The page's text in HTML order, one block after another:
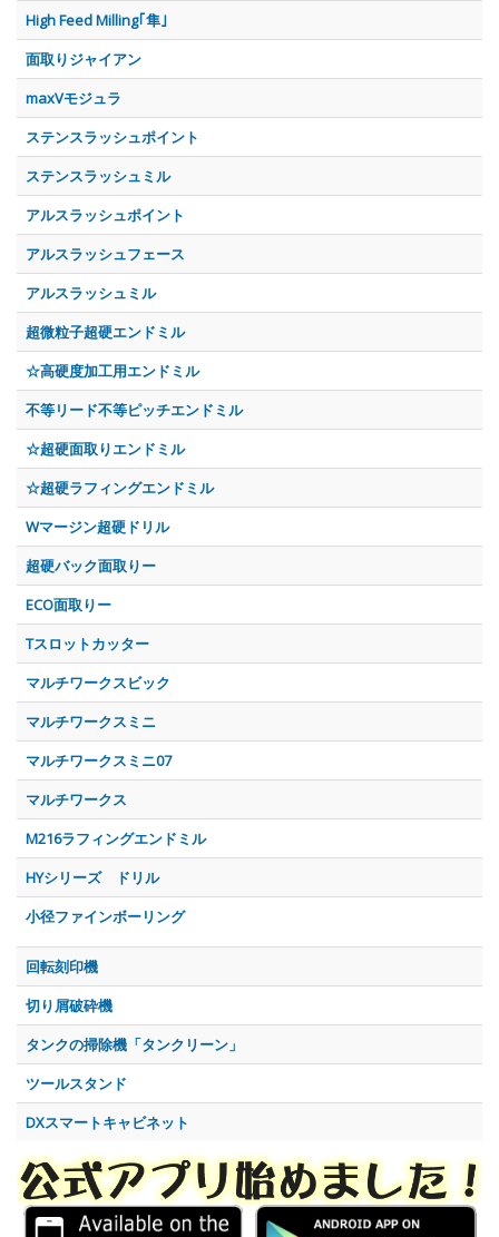
High Feed Milling｢隼｣
面取りジャイアン
maxVモジュラ
ステンスラッシュポイント
ステンスラッシュミル
アルスラッシュポイント
アルスラッシュフェース
アルスラッシュミル
超微粒子超硬エンドミル
☆高硬度加工用エンドミル
不等リード不等ピッチエンドミル
☆超硬面取りエンドミル
☆超硬ラフィングエンドミル
Wマージン超硬ドリル
超硬バック面取りー
ECO面取りー
Tスロットカッター
マルチワークスビック
マルチワークスミニ
マルチワークスミニ07
マルチワークス
M216ラフィングエンドミル
HYシリーズ ドリル
小径ファインボーリング
回転刻印機
切り屑破砕機
タンクの掃除機「タンクリーン」
ツールスタンド
DXスマートキャビネット